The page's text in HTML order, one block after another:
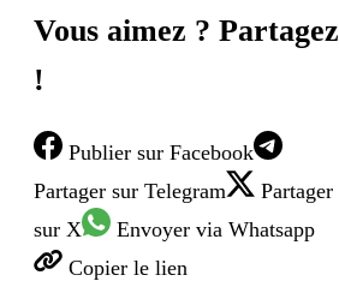
Vous aimez ? Partagez
!
Publier sur Facebook
Partager sur Telegram
Partager
sur X
Envoyer via Whatsapp
Copier le lien